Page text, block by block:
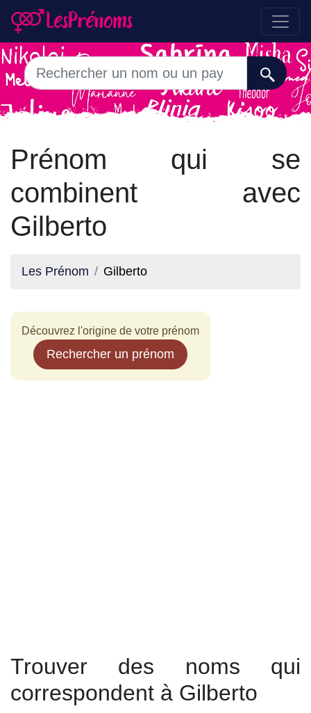
Prénom qui se
combinent avec
Gilberto
Les Prénom Gilberto
Découvrez l'origine de votre prénom
Rechercher un prénom
Trouver des noms qui
correspondent à Gilberto